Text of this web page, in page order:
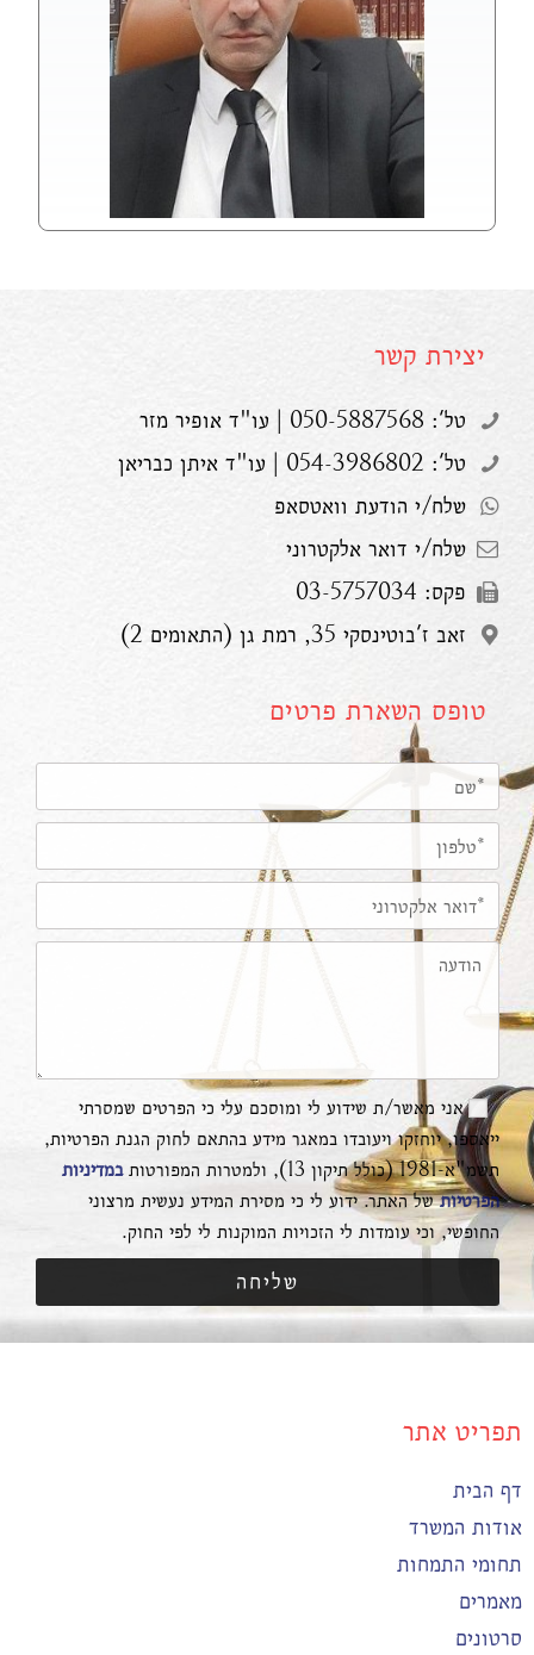
יצירת קשר
טל': 050-5887568 | עו"ד אופיר מזר
טל': 054-3986802 | עו"ד איתן כבריאן
שלח/י הודעת וואטסאפ
שלח/י דואר אלקטרוני
פקס: 03-5757034
זאב ז'בוטינסקי 35, רמת גן (התאומים 2)
טופס השארת פרטים
אני מאשר/ת שידוע לי ומוסכם עלי כי הפרטים שמסרתי
ייאספו, יוחזקו ויעובדו במאגר מידע בהתאם לחוק הגנת הפרטיות,
תשמ"א-1981 (כולל תיקון 13), ולמטרות המפורטות
במדיניות
הפרטיותשל האתר. ידוע לי כי מסירת המידע נעשית מרצוני
החופשי, וכי עומדות לי הזכויות המוקנות לי לפי החוק.
שליחה
תפריט אתר
דף הבית
אודות המשרד
תחומי התמחות
מאמרים
סרטונים